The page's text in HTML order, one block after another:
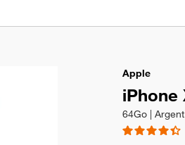
Apple
iPhone
64Go |